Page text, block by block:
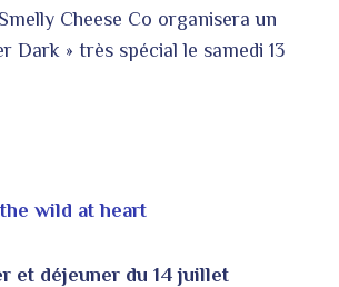
Cheese Co organisera un
Dark » très spécial le samedi 13
wild at heart
et déjeuner du 14 juillet